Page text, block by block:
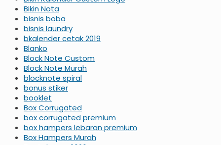
Bikin Nota
bisnis boba
bisnis laundry
bkalender cetak 2019
Blanko
Block Note Custom
Block Note Murah
blocknote spiral
bonus stiker
booklet
Box Corrugated
box corrugated premium
box hampers lebaran premium
Box Hampers Murah